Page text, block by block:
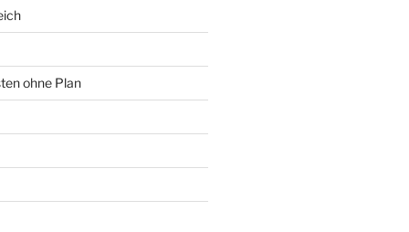
ohne Plan